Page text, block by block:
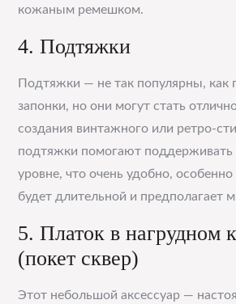
кожаным ремешком.
4. Подтяжки
Подтяжки — не так популярны, как
запонки, но они могут стать
создания винтажного или ретро-
подтяжки помогают
уровне, что очень удобно, особенно
будет длительной и предполагает
5. Платок в нагрудном
(покет сквер)
Этот небольшой аксессуар —